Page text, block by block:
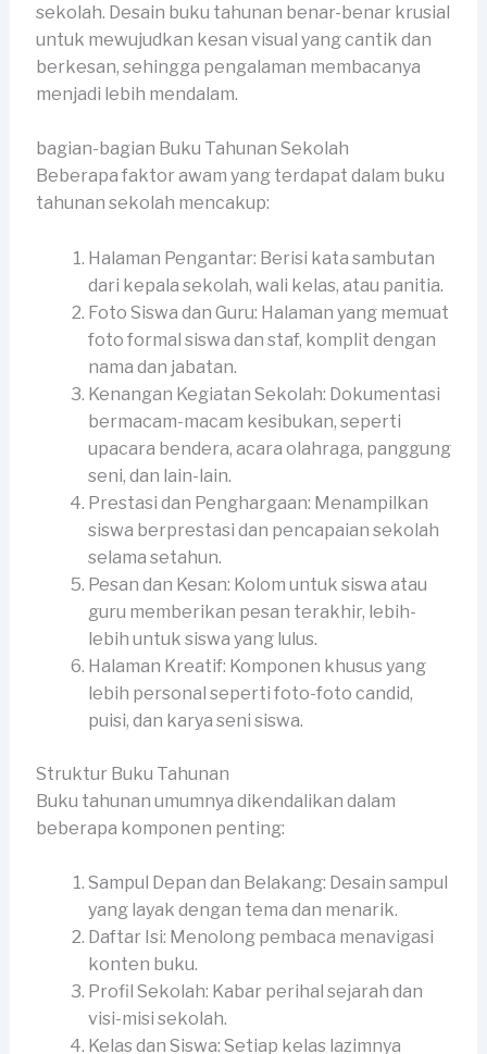
sekolah. Desain buku tahunan benar-benar krusial
untuk mewujudkan kesan visual yang cantik dan
berkesan, sehingga pengalaman membacanya
menjadi lebih mendalam.
bagian-bagian Buku Tahunan Sekolah
Beberapa faktor awam yang terdapat dalam buku
tahunan sekolah mencakup:
Halaman Pengantar: Berisi kata sambutan
dari kepala sekolah, wali kelas, atau panitia.
Foto Siswa dan Guru: Halaman yang memuat
foto formal siswa dan staf, komplit dengan
nama dan jabatan.
Kenangan Kegiatan Sekolah: Dokumentasi
bermacam-macam kesibukan, seperti
upacara bendera, acara olahraga, panggung
seni, dan lain-lain.
Prestasi dan Penghargaan: Menampilkan
siswa berprestasi dan pencapaian sekolah
selama setahun.
Pesan dan Kesan: Kolom untuk siswa atau
guru memberikan pesan terakhir, lebih-
lebih untuk siswa yang lulus.
Halaman Kreatif: Komponen khusus yang
lebih personal seperti foto-foto candid,
puisi, dan karya seni siswa.
Struktur Buku Tahunan
Buku tahunan umumnya dikendalikan dalam
beberapa komponen penting:
Sampul Depan dan Belakang: Desain sampul
yang layak dengan tema dan menarik.
Daftar Isi: Menolong pembaca menavigasi
konten buku.
Profil Sekolah: Kabar perihal sejarah dan
visi-misi sekolah.
Kelas dan Siswa: Setiap kelas lazimnya